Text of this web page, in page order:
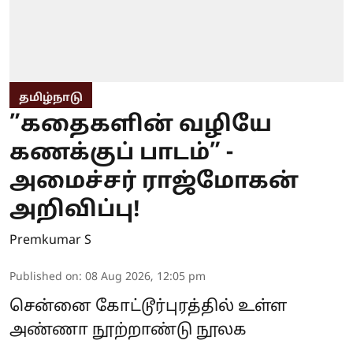
தமிழ்நாடு
”கதைகளின் வழியே
கணக்குப் பாடம்” -
அமைச்சர் ராஜ்மோகன்
அறிவிப்பு!
Premkumar S
Published on: 08 Aug 2026, 12:05 pm
சென்னை கோட்டூர்புரத்தில் உள்ள
அண்ணா நூற்றாண்டு நூலக